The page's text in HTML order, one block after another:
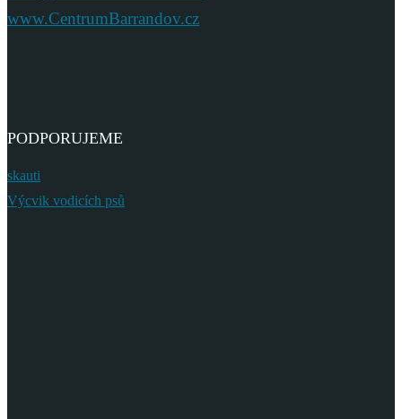
www.CentrumBarrandov.cz
PODPORUJEME
skauti
Výcvik vodicích psů